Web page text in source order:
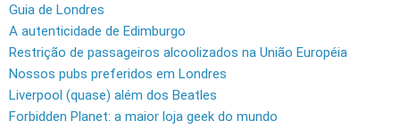
Guia de Londres
A autenticidade de Edimburgo
Restrição de passageiros alcoolizados na União Européia
Nossos pubs preferidos em Londres
Liverpool (quase) além dos Beatles
Forbidden Planet: a maior loja geek do mundo